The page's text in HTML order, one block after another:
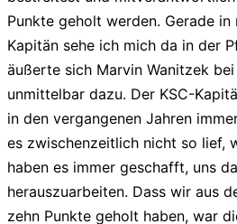
Punkte geholt werden. Gerade
Kapitän sehe ich mich da in der
äußerte sich Marvin Wanitzek
unmittelbar dazu. Der KSC-
in den vergangenen Jahren
es zwischenzeitlich nicht so lief,
haben es immer geschafft, uns
herauszuarbeiten. Dass wir aus
zehn Punkte geholt haben, war